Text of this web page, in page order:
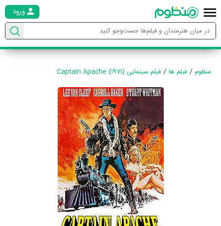
ورود
منظوم فیلم ها فیلم سینمایی Captain Apache (1971)